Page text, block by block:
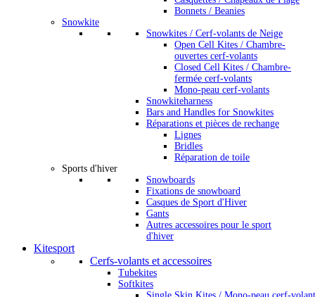
Bonnets / Beanies
Snowkite
Snowkites / Cerf-volants de Neige
Open Cell Kites / Chambre-
ouvertes cerf-volants
Closed Cell Kites / Chambre-
fermée cerf-volants
Mono-peau cerf-volants
Snowkiteharness
Bars and Handles for Snowkites
Réparations et pièces de rechange
Lignes
Bridles
Réparation de toile
Sports d'hiver
Snowboards
Fixations de snowboard
Casques de Sport d'Hiver
Gants
Autres accessoires pour le sport
d'hiver
Kitesport
Cerfs-volants et accessoires
Tubekites
Softkites